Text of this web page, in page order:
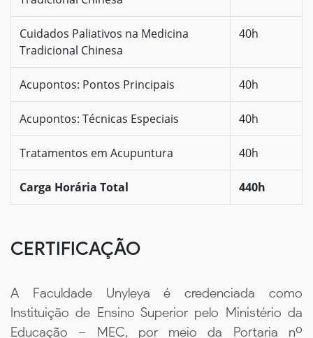
Cuidados Paliativos na Medicina
Tradicional Chinesa
40h
Acupontos: Pontos Principais 40h
Acupontos: Técnicas Especiais 40h
Tratamentos em Acupuntura 40h
Carga Horária Total 440h
CERTIFICAÇÃO
A Faculdade Unyleya é credenciada como
Instituição de Ensino Superior pelo Ministério da
Educação – MEC, por meio da Portaria nº